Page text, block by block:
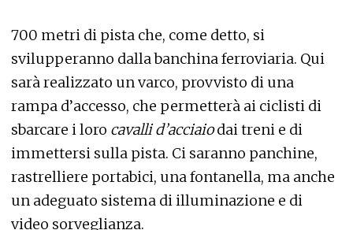
700 metri di pista che, come detto, si
svilupperanno dalla banchina ferroviaria. Qui
sarà realizzato un varco, provvisto di una
rampa d’accesso, che permetterà ai ciclisti di
sbarcare i loro cavalli d’acciaiodai treni e di
immettersi sulla pista. Ci saranno panchine,
rastrelliere portabici, una fontanella, ma anche
un adeguato sistema di illuminazione e di
video sorveglianza.